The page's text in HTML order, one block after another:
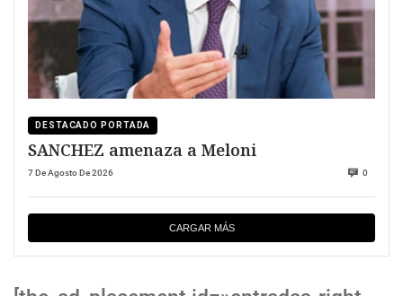
DESTACADO PORTADA
SANCHEZ amenaza a Meloni
7 De Agosto De 2026 0
CARGAR MÁS